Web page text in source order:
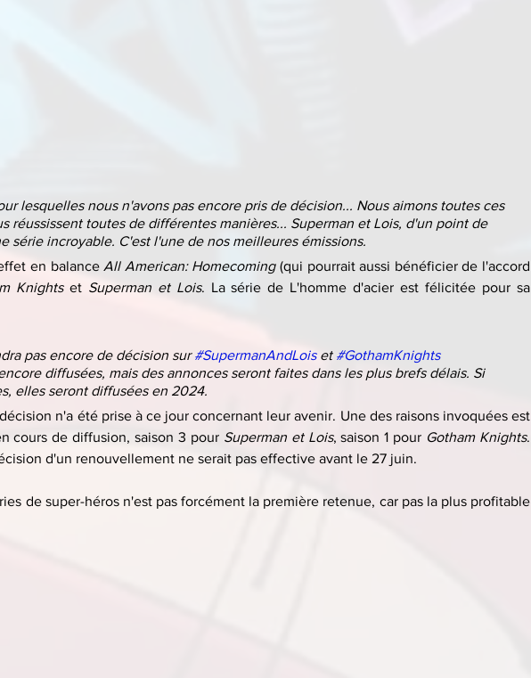
lesquelles nous n'avons pas encore pris de décision... Nous aimons toutes ces
réussissent toutes de différentes manières... Superman et Lois, d'un point de
série incroyable. C'est l'une de nos meilleures émissions.
en balance All American: Homecoming (qui pourrait aussi bénéficier de l'accord
Knights et Superman et Lois. La série de L'homme d'acier est félicitée pour sa
pas encore de décision sur #SupermanAndLois et #GothamKnights
diffusées, mais des annonces seront faites dans les plus brefs délais. Si
elles seront diffusées en 2024.
n'a été prise à ce jour concernant leur avenir. Une des raisons invoquées est
cours de diffusion, saison 3 pour Superman et Lois, saison 1 pour Gotham Knights.
d'un renouvellement ne serait pas effective avant le 27 juin.
de super-héros n'est pas forcément la première retenue, car pas la plus profitable